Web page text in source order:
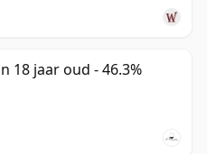
18 jaar oud - 46.3%